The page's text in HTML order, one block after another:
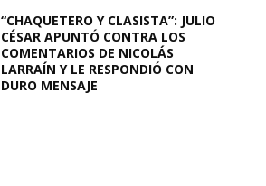
“CHAQUETERO Y CLASISTA”: JULIO
CÉSAR APUNTÓ CONTRA LOS
COMENTARIOS DE NICOLÁS
LARRAÍN Y LE RESPONDIÓ CON
DURO MENSAJE